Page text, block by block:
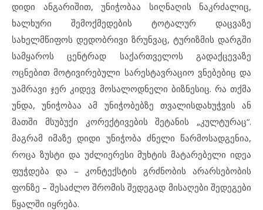
დიდი ანგარიშით, უნიჭობაა სიღნაღის ნაკრძალიც,
ხალხური შემოქმედების ტოტალურ დაცვაზე
სახელმწიფოს დედობრივი ზრუნვაც, ტურიზმის დარგში
სამყაროს ცენტრად საქართველოს გადაქცევაზე
ოცნებით მოტივირებული სარესტავრაციო ვნებებიც და
უამრავი ჯერ კიდევ მოსალოდნელი ბიზნესიც. რა თქმა
უნდა, უნიჭობაა ამ უნიჭობებზე თვალისდახუჭვის ან
მათში მსუბუქი კორექტივების შეტანის „კულტურაც“.
მაგრამ იმაზე დიდი უნიჭობა ძნელი წარმოსადგენია,
როცა ზუსტი და უძლიერესი მუხტის მატარებელი იდეა
ფუჭდება და – კონტექსტის გრძნობის არარსებობის
ფონზე – შესაძლო შრომის შედეგად მისაღები შედეგები
წყალში იყრება.